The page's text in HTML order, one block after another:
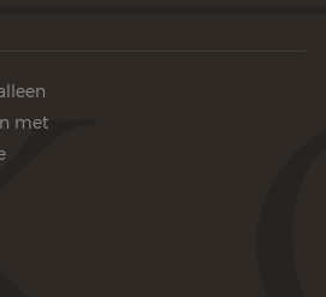
met